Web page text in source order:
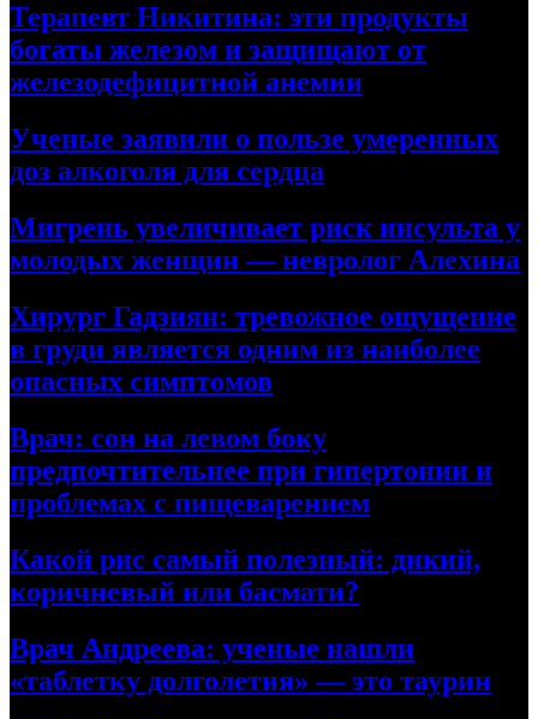
Терапевт Никитина: эти продукты
богаты железом и защищают от
железодефицитной анемии
Ученые заявили о пользе умеренных
доз алкоголя для сердца
Мигрень увеличивает риск инсульта у
молодых женщин — невролог Алехина
Хирург Гадзиян: тревожное ощущение
в груди является одним из наиболее
опасных симптомов
Врач: сон на левом боку
предпочтительнее при гипертонии и
проблемах с пищеварением
Какой рис самый полезный: дикий,
коричневый или басмати?
Врач Андреева: ученые нашли
«таблетку долголетия» — это таурин